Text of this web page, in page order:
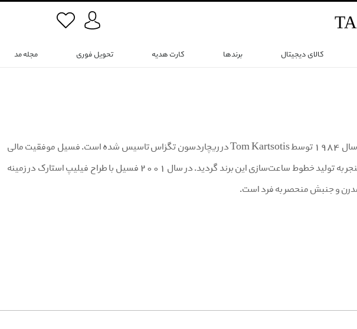
کالای دیجیتال برندها کارت هدیه تحویل فوری مجله مد
فسیل(FOSSIL) یک طراح و سازنده مدرن آمریکایی است که در سال 1984 توسط Tom Kartsotis در ریچاردسون تگزاس تاسیس شده است. فسیل موفقیت مالی
خود را با مارک های زیر مجموعه خود بدست آورد و این موفقیت منجر به تولید خطوط ساعت‌سازی این برند گردید. در سال 2001 فسیل با طراح فیلیپ استارک در زمینه
و جنبش منحصر به فرد است.